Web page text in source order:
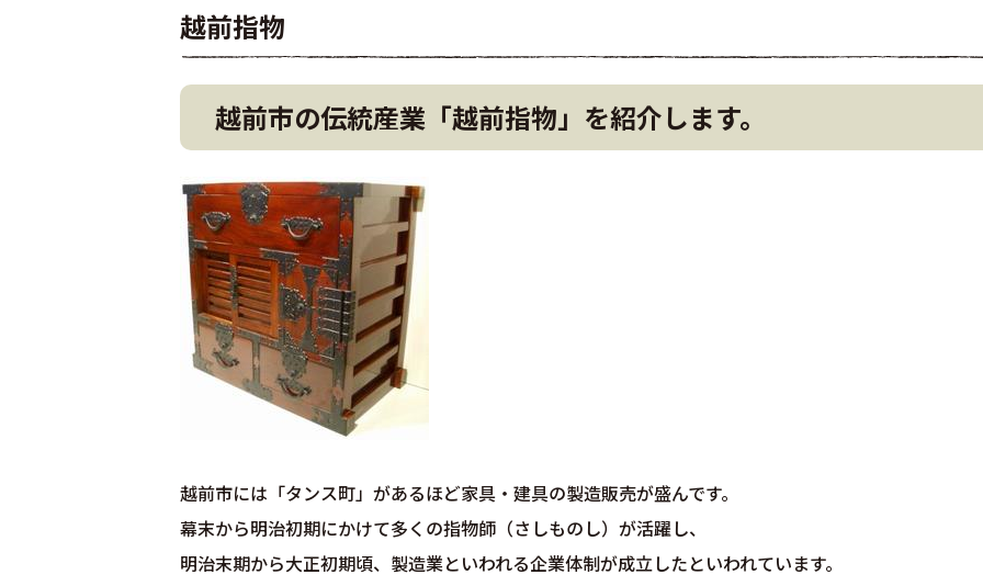
越前指物
越前市の伝統産業「越前指物」を紹介します。
越前市には「タンス町」があるほど家具・建具の製造販売が盛んです。
幕末から明治初期にかけて多くの指物師（さしものし）が活躍し、
明治末期から大正初期頃、製造業といわれる企業体制が成立したといわれています。